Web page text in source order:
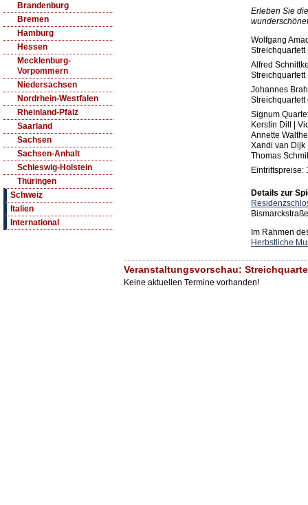
Brandenburg
Bremen
Hamburg
Hessen
Mecklenburg-
Vorpommern
Niedersachsen
Nordrhein-Westfalen
Rheinland-Pfalz
Saarland
Sachsen
Sachsen-Anhalt
Schleswig-Holstein
Thüringen
Schweiz
Italien
International
Erleben Sie
Wolfgang
Streichquartett
Alfred
Streichquartett
Johannes
Streichquartett
Signum
Kerstin Dill |
Annette
Xandi van Dijk
Thomas
Eintrittspreise:
Details zur
Im Rahmen
Herbstliche
Veranstaltungsvorschau:
Keine aktuellen Termine vorhanden!